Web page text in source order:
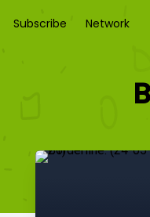
Subscribe Network